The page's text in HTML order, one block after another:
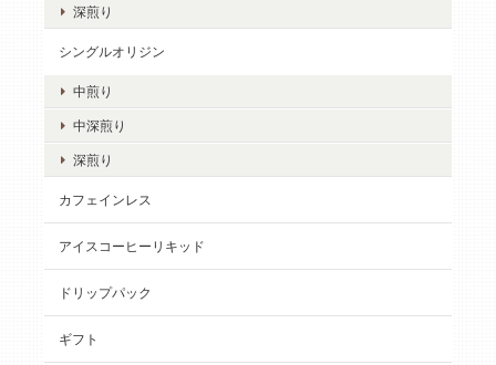
深煎り
シングルオリジン
中煎り
中深煎り
深煎り
カフェインレス
アイスコーヒーリキッド
ドリップパック
ギフト